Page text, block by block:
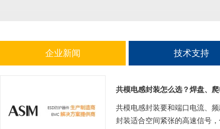
企业新闻 技术支持
共模电感封装怎么选？焊盘、
共模电感封装要和端口电流、
封装适合空间紧张的高速信号